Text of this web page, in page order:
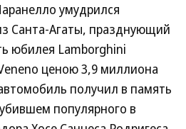
умудрился
Санта-Агаты, празднующий
юбилея Lamborghini
ценою 3,9 миллиона
получил в память
популярного в